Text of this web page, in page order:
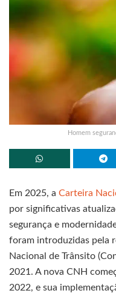
Homem
Em 2025, a Carteira
por significativas
segurança e
foram introduzidas pela
Nacional de Trânsito
2021. A nova CNH
2022, e sua